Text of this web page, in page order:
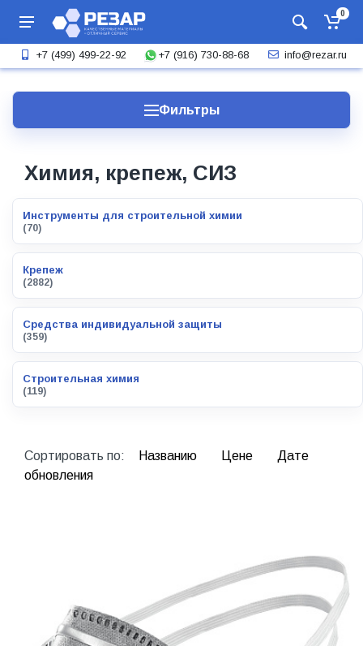
0
+7 (499) 499-22-92 +7 (916) 730-88-68 info@rezar.ru
Фильтры
Химия, крепеж, СИЗ
Инструменты для строительной химии
(70)
Крепеж
(2882)
Средства индивидуальной защиты
(359)
Строительная химия
(119)
Сортировать по: Названию Цене
Дате
обновления